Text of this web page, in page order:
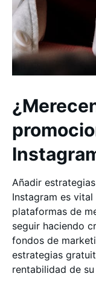
Añadir
Instagram es
plataformas de
seguir haciendo
fondos de
estrategias
rentabilidad de